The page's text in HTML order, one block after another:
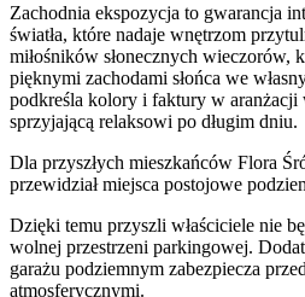
Zachodnia ekspozycja to gwarancja
światła, które nadaje wnętrzom
miłośników słonecznych wieczorów,
pięknymi zachodami słońca we
podkreśla kolory i faktury w aranżacji
sprzyjającą relaksowi po długim dniu.
Dla przyszłych mieszkańców Flora
przewidziałmiejsca postojowe
Dzięki temu przyszli właściciele nie
wolnej przestrzeni parkingowej.
garażu podziemnym zabezpiecza
atmosferycznymi.